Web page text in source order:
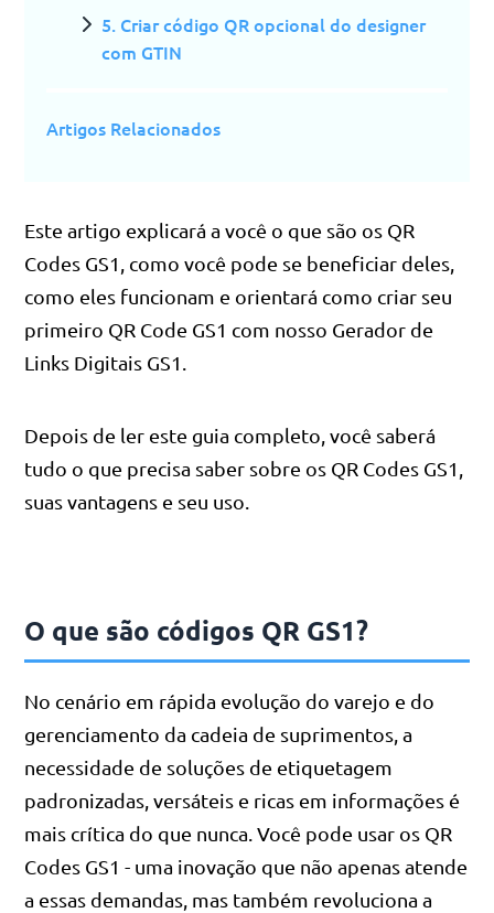
5. Criar código QR opcional do designer
com GTIN
Artigos Relacionados
Este artigo explicará a você o que são os QR
Codes GS1, como você pode se beneficiar deles,
como eles funcionam e orientará como criar seu
primeiro QR Code GS1 com nosso Gerador de
Links Digitais GS1.
Depois de ler este guia completo, você saberá
tudo o que precisa saber sobre os QR Codes GS1,
suas vantagens e seu uso.
O que são códigos QR GS1?
No cenário em rápida evolução do varejo e do
gerenciamento da cadeia de suprimentos, a
necessidade de soluções de etiquetagem
padronizadas, versáteis e ricas em informações é
mais crítica do que nunca. Você pode usar os QR
Codes GS1 - uma inovação que não apenas atende
a essas demandas, mas também revoluciona a